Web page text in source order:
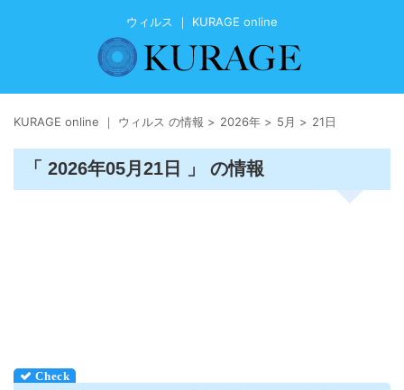
ウィルス ｜ KURAGE online
KURAGE online ｜ ウィルス の情報 > 2026年 > 5月 > 21日
「 2026年05月21日 」 の情報